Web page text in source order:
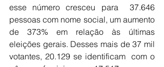
esse número cresceu para  37.646
pessoas com nome social, um aumento
de 373% em relação às últimas
eleições gerais. Desses mais de 37 mil
votantes, 20.129 se identificam  com o